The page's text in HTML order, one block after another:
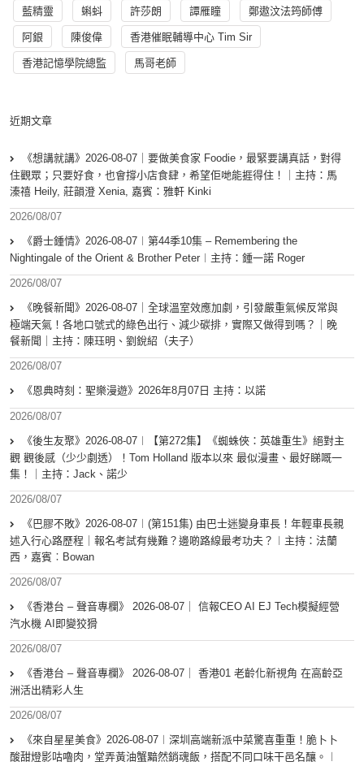
藍精靈 蝌蚪 許莎朗 譚雁瞳 鄭遨汶法筠師傅
阿銀 陳俊偉 香港催眠輔導中心 Tim Sir
香港記憶學院總監 馬哥老師
近期文章
《想講就講》2026-08-07｜要做美食家 Foodie，最緊要講真話，對得
住觀眾；只要好食，也會撐小店食肆，希望佢哋能捱得住！｜主持：馬
溱禧 Heily, 莊韻澄 Xenia, 嘉賓：雅軒 Kinki
2026/08/07
《爵士鍾情》2026-08-07︱第44季10集 – Remembering the
Nightingale of the Orient & Brother Peter︱主持：鍾一諾 Roger
2026/08/07
《晚餐新聞》2026-08-07｜全球溫室效應加劇，引發嚴重氣候反常與
極端天氣！各地口號式的綠色出行、減少碳排，實際又做得到嗎？｜晚
餐新聞｜主持：陳珏明、劉銳紹（夫子）
2026/08/07
《恩典時刻：聖樂漫遊》2026年8月07日 主持：以諾
2026/08/07
《後生友聚》2026-08-07︱【第272集】《蜘蛛俠：英雄重生》絕對主
觀 觀後感（少少劇透）！Tom Holland 版本以來 最似漫畫、最好睇嘅一
集！｜主持：Jack、諾少
2026/08/07
《巴膠不敗》2026-08-07︱(第151集) 由巴士迷變身車長！年輕車長親
述入行心路歷程｜報名考試有幾難？邊啲路線最考功夫？︱主持：法蘭
西，嘉賓︰Bowan
2026/08/07
《香港台 – 聲音專欄》 2026-08-07｜ 信報CEO AI EJ Tech模擬經營
汽水機 AI即變狡猾
2026/08/07
《香港台 – 聲音專欄》 2026-08-07｜ 香港01 老齡化新視角 在高齡亞
洲活出精彩人生
2026/08/07
《來自星星美食》2026-08-07︱深圳高端新派中菜驚喜重重！脆卜卜
酸甜燈影咕嚕肉，堂弄黃油蟹黯然銷魂飯，搭配不同口味干邑名釀。︱